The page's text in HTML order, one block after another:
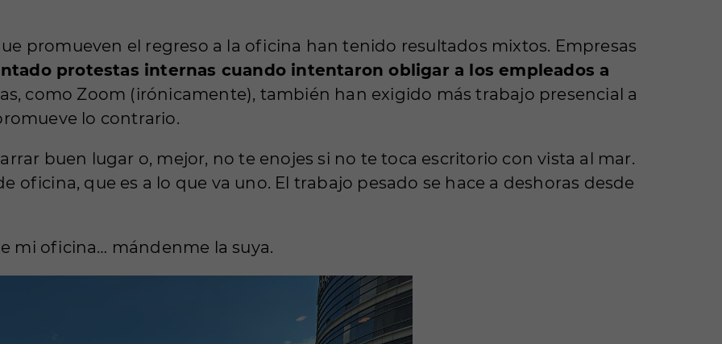
promueven el regreso a la oficina han tenido resultados mixtos. Empresas
protestas internas cuando intentaron obligar a los empleados a
como Zoom (irónicamente), también han exigido más trabajo presencial a
lo contrario.
buen lugar o, mejor, no te enojes si no te toca escritorio con vista al mar.
oficina, que es a lo que va uno. El trabajo pesado se hace a deshoras desde
mi oficina… mándenme la suya.